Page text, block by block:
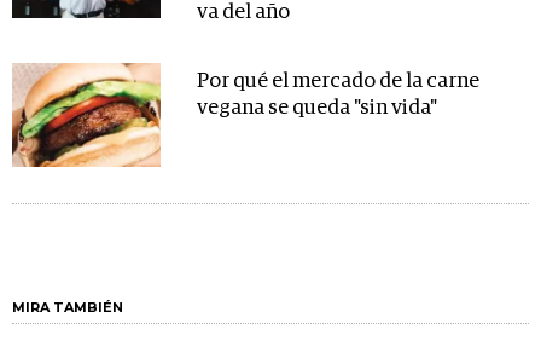
va del año
Por qué el mercado de la carne
vegana se queda "sin vida"
MIRA TAMBIÉN